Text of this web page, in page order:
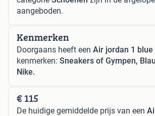
aangeboden.
Kenmerken
Doorgaans heeft een Air jordan 1 blue
kenmerken: Sneakers of Gympen,
Nike.
€ 115
De huidige gemiddelde prijs van een